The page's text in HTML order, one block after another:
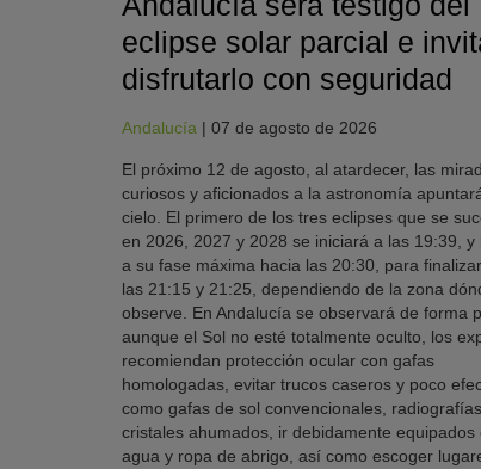
eclipse solar parcial e
disfrutarlo con seguridad
Andalucía | 07 de agosto de 2026
El próximo 12 de agosto, al atardecer, las
curiosos y aficionados a la astronomía
cielo. El primero de los tres eclipses que se
en 2026, 2027 y 2028 se iniciará a las 19:39, y
a su fase máxima hacia las 20:30, para
las 21:15 y 21:25, dependiendo de la zona
observe. En Andalucía se observará de forma
aunque el Sol no esté totalmente oculto, los
recomiendan protección ocular con gafas
homologadas, evitar trucos caseros y poco
como gafas de sol convencionales,
cristales ahumados, ir debidamente equipados
agua y ropa de abrigo, así como escoger